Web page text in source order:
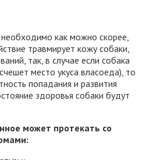
как можно скорее,
травмирует кожу собаки,
так, в случае если собака
место укуса власоеда), то
попадания и развития
здоровья собаки будут
может протекать со